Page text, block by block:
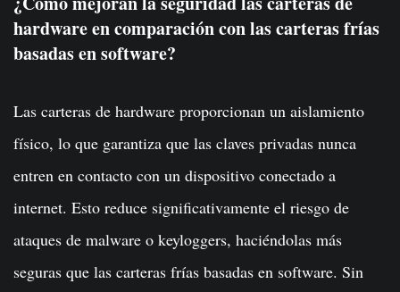
hardware en comparación con las carteras frías
basadas en software?
Las carteras de hardware proporcionan un aislamiento
físico, lo que garantiza que las claves privadas nunca
entren en contacto con un dispositivo conectado a
internet. Esto reduce significativamente el riesgo de
ataques de malware o keyloggers, haciéndolas más
seguras que las carteras frías basadas en software. Sin